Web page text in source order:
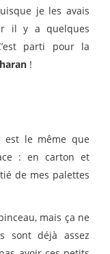
je les avais
il y a quelques
parti pour la
!
est le même que
: en carton et
de mes palettes
mais ça ne
sont déjà assez